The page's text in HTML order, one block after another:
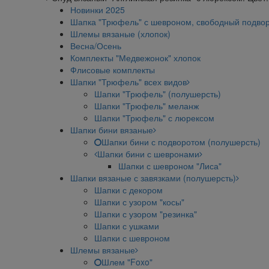
Новинки 2025
Шапка "Трюфель" с шевроном, свободный
Шлемы вязаные (хлопок)
Весна/Осень
Комплекты "Медвежонок" хлопок
Флисовые комплекты
Шапки "Трюфель" всех видов
Шапки "Трюфель" (полушерсть)
Шапки "Трюфель" меланж
Шапки "Трюфель" с люрексом
Шапки бини вязаные
Шапки бини с подворотом (полушерсть)
Шапки бини с шевронами
Шапки с шевроном "Лиса"
Шапки вязаные с завязками (полушерсть)
Шапки с декором
Шапки с узором "косы"
Шапки с узором "резинка"
Шапки с ушками
Шапки с шевроном
Шлемы вязаные
Шлем "Foxo"